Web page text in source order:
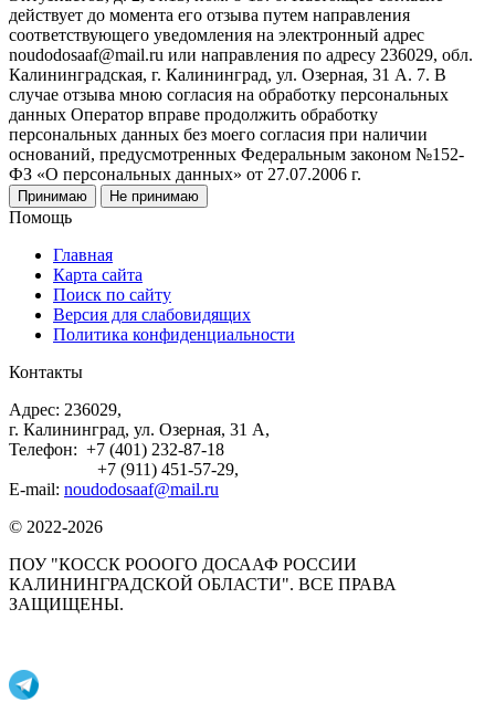
действует до момента его отзыва путем направления
соответствующего уведомления на электронный адрес
noudodosaaf@mail.ru или направления по адресу 236029, обл.
Калининградская, г. Калининград, ул. Озерная, 31 А. 7. В
случае отзыва мною согласия на обработку персональных
данных Оператор вправе продолжить обработку
персональных данных без моего согласия при наличии
оснований, предусмотренных Федеральным законом №152-
ФЗ «О персональных данных» от 27.07.2006 г.
Принимаю Не принимаю
Помощь
Главная
Карта сайта
Поиск по сайту
Версия для слабовидящих
Политика конфиденциальности
Контакты
Адрес: 236029,
г. Калининград, ул. Озерная, 31 А,
Телефон: +7 (401) 232-87-18
+7 (911) 451-57-29,
E-mail: noudodosaaf@mail.ru
© 2022-2026
ПОУ "КОССК РОООГО ДОСААФ РОССИИ
КАЛИНИНГРАДСКОЙ ОБЛАСТИ". ВСЕ ПРАВА
ЗАЩИЩЕНЫ.